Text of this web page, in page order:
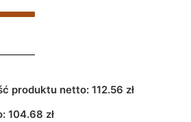
produktu netto: 112.56 zł
104.68 zł